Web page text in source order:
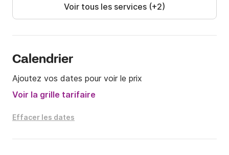
Voir tous les services (+2)
Calendrier
Ajoutez vos dates pour voir le prix
Voir la grille tarifaire
Effacer les dates